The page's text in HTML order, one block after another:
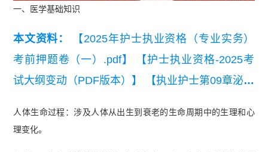
一、医学基础知识
本文资料：
【2025年护士执业资格（专业实务）
考前押题卷（一）.pdf】
【护士执业资格-2025考
试大纲变动（PDF版本）】
【执业护士第09章泌尿
骨骼系统和结缔组织疾病病人的护理】
人体生命过程：涉及人体从出生到衰老的生命周期中的生理和心
理变化。